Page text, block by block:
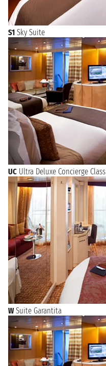
S1 Sky Suite
UC Ultra Deluxe Concierge Class
W Suite Garantita